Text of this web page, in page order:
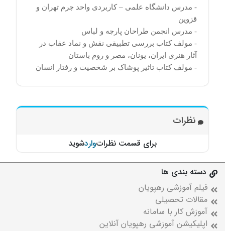
- مدرس دانشگاه علمی – کاربردی واحد چرم تهران و
قزوین
- مدرس انجمن طراحان پارچه و لباس
- مولف کتاب بررسی تطبیقی نقش و نماد عقاب در
آثار هنری ایران، یونان، مصر و روم باستان
- مولف کتاب تاثیر پوشاک بر شخصیت و رفتار انسان
نظرات
برای قسمت نظراتواردشوید
دسته بندی ها
فیلم آموزشی رهپویان
مقالات تحصیلی
آموزش کار با سامانه
اپلیکیشن آموزشی رهپویان آنلاین